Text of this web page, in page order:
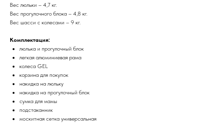
Вес люльки – 4,7 кг.
Вес прогулочного блока – 4,8 кг.
Вес шасси с колесами – 9 кг.
Комплектация:
люлька и прогулочный блок
легкая алюминиевая рама
колеса GEL
корзина для покупок
накидка на люльку
накидка на прогулочный блок
сумка для мамы
подстаканник
москитная сетка универсальная